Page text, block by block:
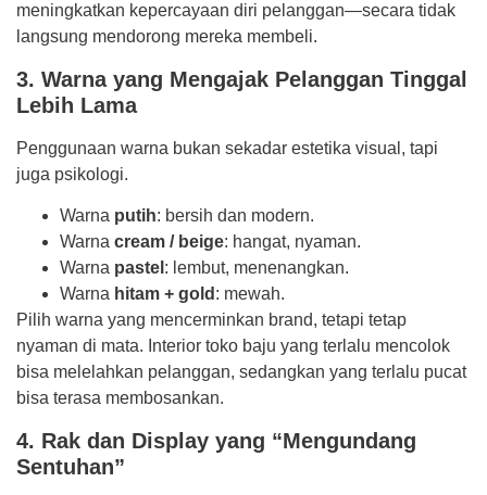
meningkatkan kepercayaan diri pelanggan—secara tidak
langsung mendorong mereka membeli.
3. Warna yang Mengajak Pelanggan Tinggal
Lebih Lama
Penggunaan warna bukan sekadar estetika visual, tapi
juga psikologi.
Warna putih: bersih dan modern.
Warna cream / beige: hangat, nyaman.
Warna pastel : lembut, menenangkan.
Warna hitam + gold : mewah.
Pilih warna yang mencerminkan brand, tetapi tetap
nyaman di mata. Interior toko baju yang terlalu mencolok
bisa melelahkan pelanggan, sedangkan yang terlalu pucat
bisa terasa membosankan.
4. Rak dan Display yang “Mengundang
Sentuhan”